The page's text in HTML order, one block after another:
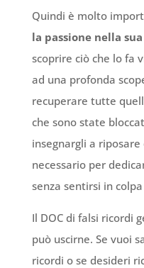
Quindi è molto
la passione nella
scoprire ciò che lo fa
ad una profonda
recuperare tutte
che sono state
insegnargli a
necessario per
senza sentirsi in
Il DOC di falsi ricordi
può uscirne. Se vuoi
ricordi o se desideri